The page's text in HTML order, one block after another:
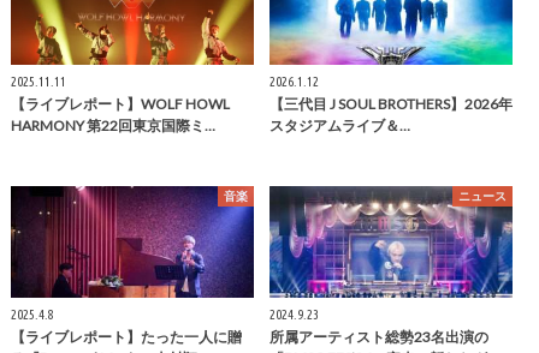
2025.11.11
【ライブレポート】WOLF HOWL
HARMONY 第22回東京国際ミ…
2026.1.12
【三代目 J SOUL BROTHERS】2026年
スタジアムライブ＆…
音楽
2025.4.8
【ライブレポート】たった一人に贈
ニュース
2024.9.23
所属アーティスト総勢23名出演の